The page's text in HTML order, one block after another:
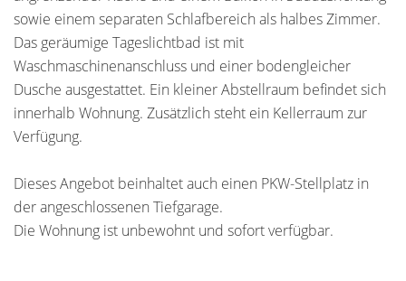
sowie einem separaten Schlafbereich als halbes Zimmer.
Das geräumige Tageslichtbad ist mit
Waschmaschinenanschluss und einer bodengleicher
Dusche ausgestattet. Ein kleiner Abstellraum befindet sich
innerhalb Wohnung. Zusätzlich steht ein Kellerraum zur
Verfügung.
Dieses Angebot beinhaltet auch einen PKW-Stellplatz in
der angeschlossenen Tiefgarage.
Die Wohnung ist unbewohnt und sofort verfügbar.